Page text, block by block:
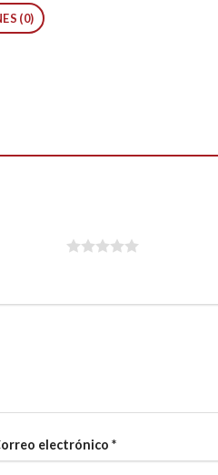
(0)
electrónico *